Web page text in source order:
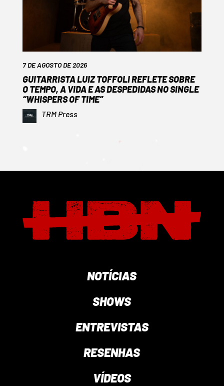
7 DE AGOSTO DE 2026
GUITARRISTA LUIZ TOFFOLI REFLETE SOBRE
O TEMPO, A VIDA E AS DESPEDIDAS NO SINGLE
“WHISPERS OF TIME”
TRM Press
NOTÍCIAS
SHOWS
ENTREVISTAS
RESENHAS
VÍDEOS